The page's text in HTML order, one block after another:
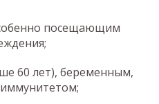
посещающим
60 лет), беременным,